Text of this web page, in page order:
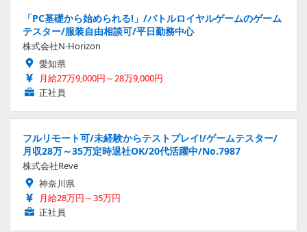
「PC基礎から始められる!」/バトルロイヤルゲームのゲーム
テスター/服装自由相談可/平日勤務中心
株式会社N-Horizon
愛知県
月給27万9,000円～28万9,000円
正社員
フルリモート可/未経験からテストプレイ!/ゲームテスター/
月収28万～35万定時退社OK/20代活躍中/No.7987
株式会社Reve
神奈川県
月給28万円～35万円
正社員